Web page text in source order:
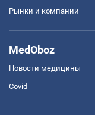
Рынки и компании
MedOboz
Новости медицины
Covid